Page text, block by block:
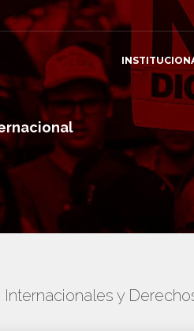
y